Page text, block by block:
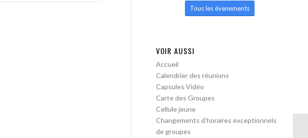
Tous les évenements
VOIR AUSSI
Accueil
Calendrier des réunions
Capsules Vidéo
Carte des Groupes
Cellule jeune
Changements d’horaires exceptionnels
de groupes